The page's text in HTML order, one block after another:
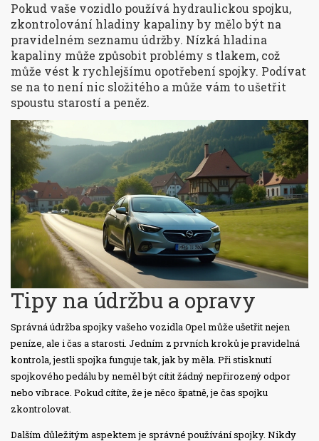
Pokud vaše vozidlo používá hydraulickou spojku,
zkontrolování hladiny kapaliny by mělo být na
pravidelném seznamu údržby. Nízká hladina
kapaliny může způsobit problémy s tlakem, což
může vést k rychlejšímu opotřebení spojky. Podívat
se na to není nic složitého a může vám to ušetřit
spoustu starostí a peněz.
Tipy na údržbu a opravy
Správná údržba spojky vašeho vozidla Opel může ušetřit nejen
peníze, ale i čas a starosti. Jedním z prvních kroků je pravidelná
kontrola, jestli spojka funguje tak, jak by měla. Při stisknutí
spojkového pedálu by neměl být cítit žádný nepřirozený odpor
nebo vibrace. Pokud cítíte, že je něco špatně, je čas spojku
zkontrolovat.
Dalším důležitým aspektem je správné používání spojky. Nikdy